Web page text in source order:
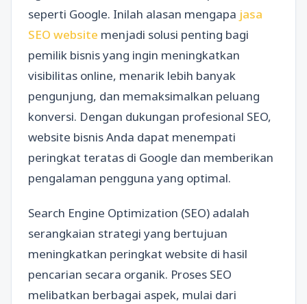
seperti Google. Inilah alasan mengapa jasa
SEO website menjadi solusi penting bagi
pemilik bisnis yang ingin meningkatkan
visibilitas online, menarik lebih banyak
pengunjung, dan memaksimalkan peluang
konversi. Dengan dukungan profesional SEO,
website bisnis Anda dapat menempati
peringkat teratas di Google dan memberikan
pengalaman pengguna yang optimal.
Search Engine Optimization (SEO) adalah
serangkaian strategi yang bertujuan
meningkatkan peringkat website di hasil
pencarian secara organik. Proses SEO
melibatkan berbagai aspek, mulai dari